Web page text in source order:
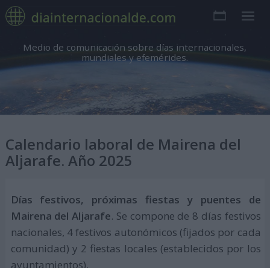
Medio de comunicación sobre días internacionales,
mundiales y efemérides.
Calendario laboral de Mairena del
Aljarafe. Año 2025
Días festivos, próximas fiestas y puentes de
Mairena del Aljarafe. Se compone de 8 días festivos
nacionales, 4 festivos autonómicos (fijados por cada
comunidad) y 2 fiestas locales (establecidos por los
ayuntamientos).